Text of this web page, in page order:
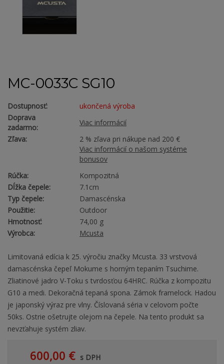
MC-0033C SG10
Dostupnosť:
ukončená výroba
Doprava
zadarmo:
Viac informácií
Zľava:
2 % zľava pri nákupe nad 200 €
Viac informácií o našom systéme
bonusov
Rúčka:
Kompozitná
Dĺžka čepele:
7.1cm
Typ čepele:
Damascénska
Použitie:
Outdoor
Hmotnosť:
74,00 g
Výrobca:
Mcusta
Limitovaná edícia k 25. výročiu značky Mcusta. 33 vrstvová
damascénska čepeľ Mokume s horným tepaním Tsuchime.
Zliatinové jadro V-Toku s tvrdosťou 64HRC. Rúčka z kompozitu
G10 a medi. Dekoračná tepaná spona. Zámok framelock. Hadou
je japonský výraz pre vlny. Číslovaná séria v celovom počte
50ks. Ostrie ošetrujte olejom na čepele. Na tento produkt sa
nevzťahuje systém zliav.
600,00 € s DPH